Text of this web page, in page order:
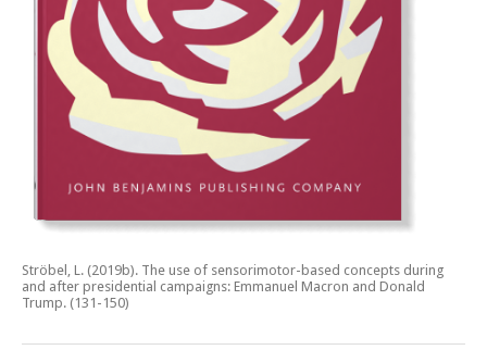
Ströbel, L. (2019b). The use of sensorimotor-based concepts during
and after presidential campaigns: Emmanuel Macron and Donald
Trump. (131-150)